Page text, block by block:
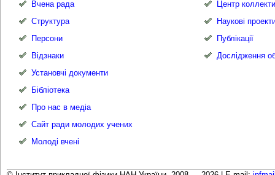
Вчена рада
Структура
Персони
Відзнаки
Установчі документи
Бібліотека
Про нас в медіа
Сайт ради молодих учених
Молоді вчені
Центр
Наукові
Публікації
Дослідження